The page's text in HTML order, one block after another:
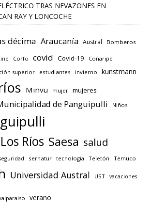
TRAS NEVAZONES EN
RAY Y LONCOCHE
décima Araucanía Austral Bomberos
Corfo covid Covid-19 Coñaripe
superior estudiantes invierno kunstmann
Minvu mujer mujeres
de Panguipulli Niños
Ríos Saesa salud
sernatur tecnología Teletón Temuco
Universidad Austral UST vacaciones
verano